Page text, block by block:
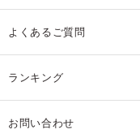
よくあるご質問
ランキング
お問い合わせ